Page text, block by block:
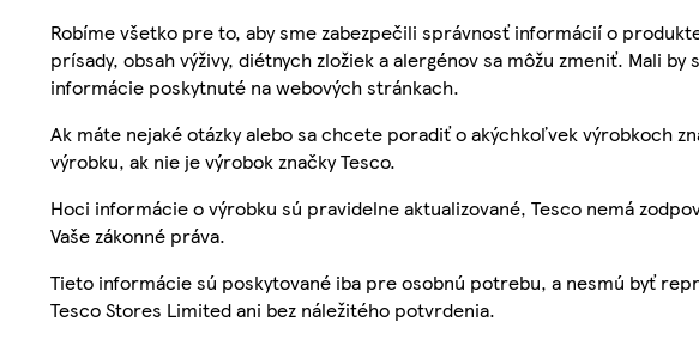
Robíme všetko pre to, aby sme zabezpečili správnosť informácií o
prísady, obsah výživy, diétnych zložiek a alergénov sa môžu zmeniť. Mali
informácie poskytnuté na webových stránkach.
Ak máte nejaké otázky alebo sa chcete poradiť o akýchkoľvek výrobkoch
výrobku, ak nie je výrobok značky Tesco.
Hoci informácie o výrobku sú pravidelne aktualizované, Tesco nemá
Vaše zákonné práva.
Tieto informácie sú poskytované iba pre osobnú potrebu, a nesmú byť
Tesco Stores Limited ani bez náležitého potvrdenia.